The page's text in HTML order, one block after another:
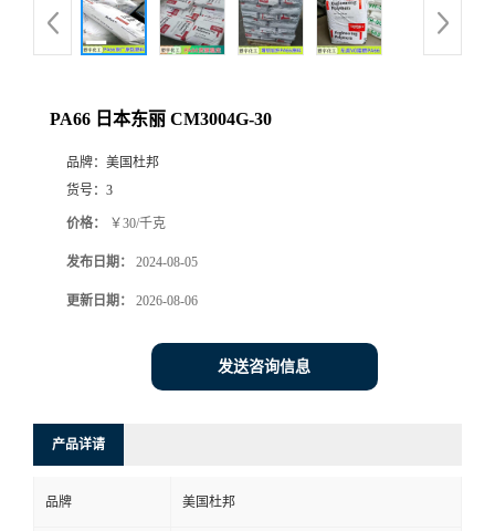
PA66 日本东丽 CM3004G-30
品牌： 美国杜邦
货号： 3
价格： ￥30/千克
发布日期： 2024-08-05
更新日期： 2026-08-06
发送咨询信息
产品详请
品牌 美国杜邦